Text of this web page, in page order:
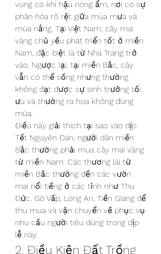
vùng có khí hậu nóng ẩm, nơi có sự
phân hóa rõ rệt giữa mùa mưa và
mùa nắng. Tại Việt Nam, cây mai
vàng chủ yếu phát triển tốt ở miền
Nam, đặc biệt là từ Nha Trang trở
vào. Ngược lại, tại miền Bắc, cây
vẫn có thể sống nhưng thường
không đạt được sự sinh trưởng tối
ưu và thường ra hoa không đúng
mùa.
Điều này giải thích tại sao vào dịp
Tết Nguyên Đán, người dân miền
Bắc thường phải mua cây mai vàng
từ miền Nam. Các thương lái từ
miền Bắc thường đến các vườn
mai nổi tiếng ở các tỉnh như Thu
Đức, Gò Vấp, Long An, Tiền Giang để
thu mua và vận chuyển về phục vụ
nhu cầu người tiêu dùng trong dịp
lễ này.
2. Điều Kiện Đất Trồng